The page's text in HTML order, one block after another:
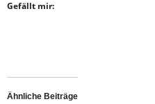
Gefällt mir:
Ähnliche Beiträge